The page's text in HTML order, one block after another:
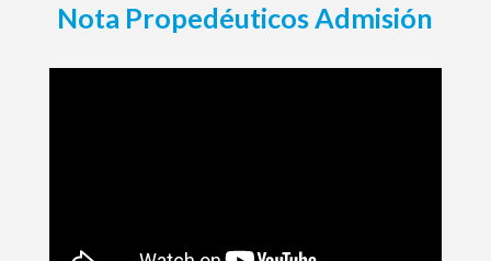
Nota Propedéuticos Admisión